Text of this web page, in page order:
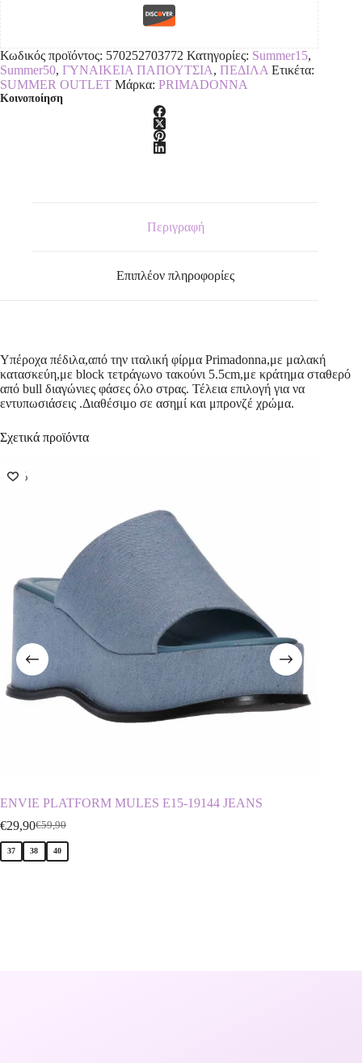
Κωδικός προϊόντος: 570252703772 Κατηγορίες: Summer15,
Summer50, ΓΥΝΑΙΚΕΙΑ ΠΑΠΟΥΤΣΙΑ, ΠΕΔΙΛΑ Ετικέτα:
SUMMER OUTLET Μάρκα: PRIMADONNA
Κοινοποίηση
Περιγραφή
Επιπλέον πληροφορίες
Υπέροχα πέδιλα,από την ιταλική φίρμα Primadonna,με μαλακή
κατασκεύη,με block τετράγωνο τακούνι 5.5cm,με κράτημα σταθερό
από bull διαγώνιες φάσες όλο στρας. Τέλεια επιλογή για να
εντυπωσιάσεις .Διαθέσιμο σε ασημί και μπρονζέ χρώμα.
Σχετικά προϊόντα
-50%
ENVIE PLATFORM MULES E15-19144 JEANS
€59,90
€29,90
37 38 40